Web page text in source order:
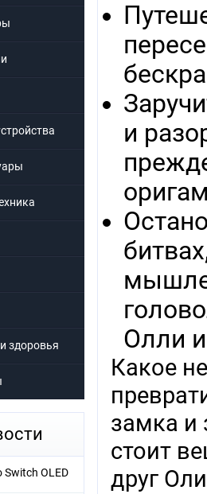
и
Олли
Какое
замка и
стоит
друг
здоровья
OLED